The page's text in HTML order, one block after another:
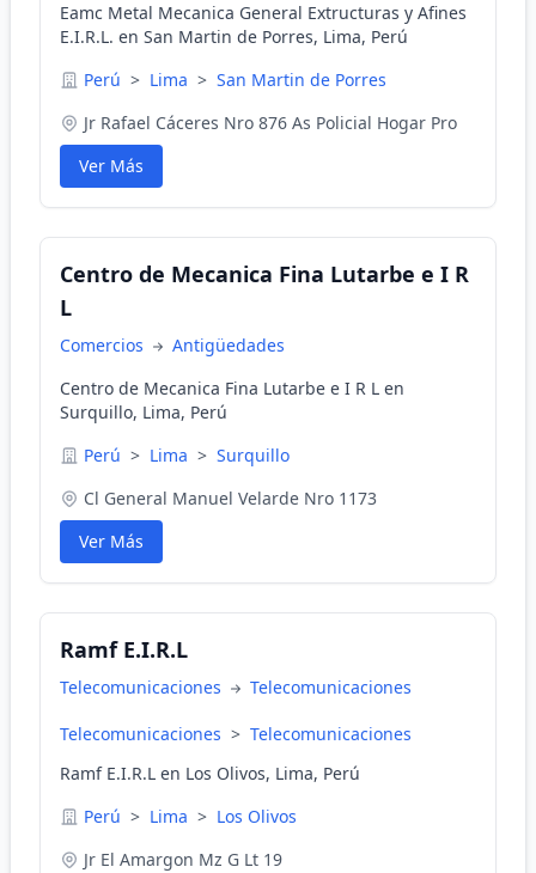
Eamc Metal Mecanica General Extructuras y Afines
E.I.R.L. en San Martin de Porres, Lima, Perú
Perú > Lima > San Martin de Porres
Jr Rafael Cáceres Nro 876 As Policial Hogar Pro
Ver Más
Centro de Mecanica Fina Lutarbe e I R
L
Comercios
Antigüedades
Centro de Mecanica Fina Lutarbe e I R L en
Surquillo, Lima, Perú
Perú > Lima > Surquillo
Cl General Manuel Velarde Nro 1173
Ver Más
Ramf E.I.R.L
Telecomunicaciones Telecomunicaciones
Telecomunicaciones > Telecomunicaciones
Ramf E.I.R.L en Los Olivos, Lima, Perú
Perú > Lima > Los Olivos
Jr El Amargon Mz G Lt 19